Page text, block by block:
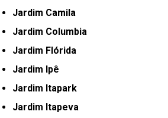
Jardim Camila
Jardim Columbia
Jardim Flórida
Jardim Ipê
Jardim Itapark
Jardim Itapeva